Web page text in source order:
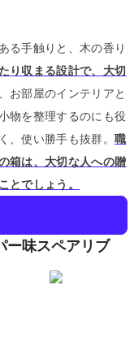
る手触りと、木の香り
り収まる設計で、大切
お部屋のインテリアと
物を整理するのにも役
、使い勝手も抜群。職
箱は、大切な人への贈
とでしょう。
ー味スペアリブ